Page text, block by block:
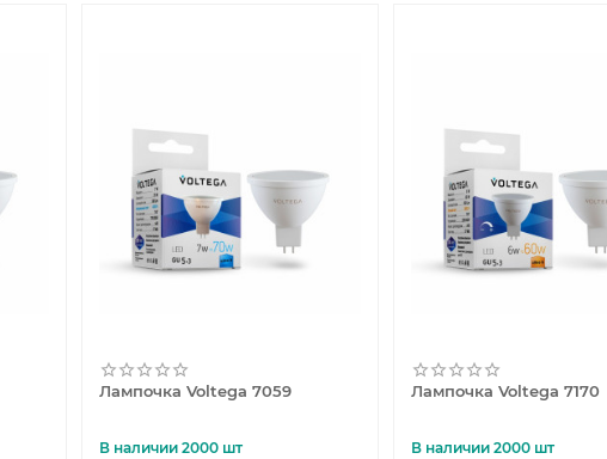
Лампочка Voltega 7059
В наличии 2000 шт
Лампочка Voltega 7170
В наличии 2000 шт